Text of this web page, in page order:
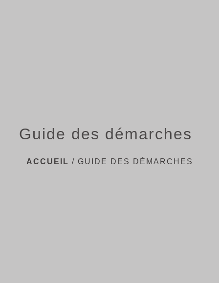
Guide des démarches
ACCUEIL / GUIDE DES DÉMARCHES